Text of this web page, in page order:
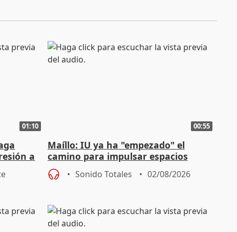
01:10
a
00:55
Maíllo: IU ya ha "empezado" el
camino para impulsar espacios
unitarios para las municipales
Sonido Totales 02/08/2026